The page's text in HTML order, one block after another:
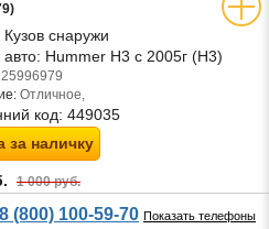
Кузов снаружи
Hummer H3 с 2005г (Н3)
25996979
Отличное,
код: 449035
за наличку
1 000 руб.
8 (800) 100-59-70 Показать телефоны